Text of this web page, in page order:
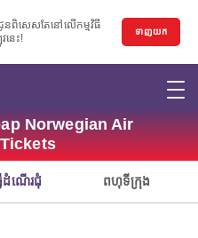
នពិសេសតែនៅលើកម្មវិធី
េះ!
ទាញយក
Norwegian Air
ើដំណើរជុំ ពហុទីក្រុង